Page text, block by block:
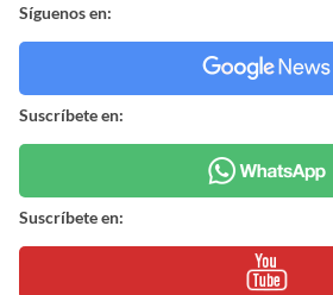
Síguenos en:
Suscríbete en:
Suscríbete en: